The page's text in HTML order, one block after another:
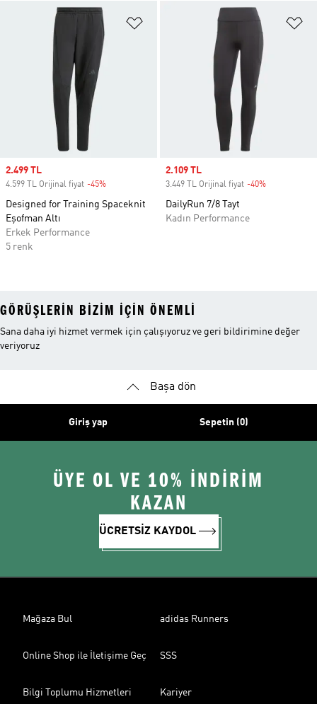
Favori Listesine Ekle
Sale price
2.499 TL
4.599 TL Orijinal fiyat -45%
Designed for Training Spaceknit
Eşofman Altı
Erkek Performance
5 renk
Sale price
2.109 TL
3.449 TL Orijinal fiyat -40%
DailyRun 7/8 Tayt
Kadın Performance
GÖRÜŞLERIN BIZIM IÇIN ÖNEMLI
Sana daha iyi hizmet vermek için çalışıyoruz ve geri bildirimine değer
veriyoruz
Başa dön
Giriş yap Sepetin (0)
ÜYE OL VE 10% İNDİRİM
KAZAN
ÜCRETSİZ KAYDOL
Mağaza Bul adidas Runners
Online Shop ile İletişime Geç SSS
Bilgi Toplumu Hizmetleri Kariyer